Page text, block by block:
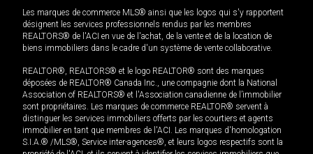
Les marques de commerce MLS® ainsi que les logos qui s'y rapportent
désignent les services professionnels rendus par les membres
REALTORS® de l'ACI en vue de l'achat, de la vente et de la location de
biens immobiliers dans le cadre d'un système de vente collaborative.
REALTOR®, REALTORS® et le logo REALTOR® sont des marques
déposées de REALTOR® Canada Inc., une compagnie dont la National
Association of REALTORS® et l'Association canadienne de l’immobilier
sont propriétaires. Les marques de commerce REALTOR® servent à
distinguer les services immobiliers offerts par les courtiers et agents
immobilier en tant que membres de l'ACI. Les marques d'homologation
S.I.A.® /MLS®, Service inter-agences®, et leurs logos respectifs sont la